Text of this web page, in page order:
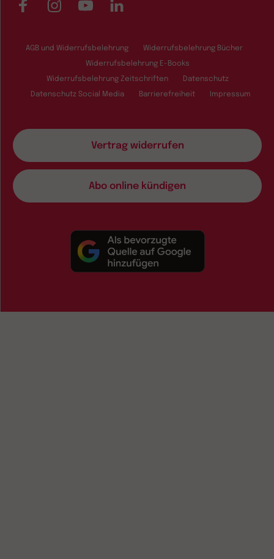
FacebookInstagramYouTubeLinkedIn
AGB und Widerrufsbelehrung Widerrufsbelehrung Bücher
Widerrufsbelehrung E-Books
Widerrufsbelehrung Zeitschriften Datenschutz
Datenschutz Social Media Barrierefreiheit Impressum
Vertrag widerrufen
Abo online kündigen